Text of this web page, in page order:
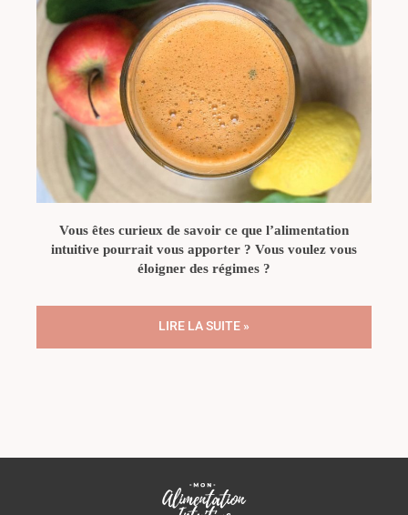
Vous êtes curieux de savoir ce que l’alimentation
intuitive pourrait vous apporter ? Vous voulez vous
éloigner des régimes ?
LIRE LA SUITE »